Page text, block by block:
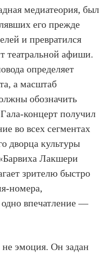
медиатеория, был
его прежде
и превратился
театральной афиши.
определяет
а масштаб
обозначить
концерт получил
во всех сегментах
дворца культуры
Лакшери
зрителю быстро
номера,
впечатление —
эмоция. Он задан